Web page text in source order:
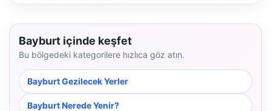
Bayburt içinde keşfet
Bu bölgedeki kategorilere hızlıca göz atın.
Bayburt Gezilecek Yerler
Bayburt Nerede Yenir?